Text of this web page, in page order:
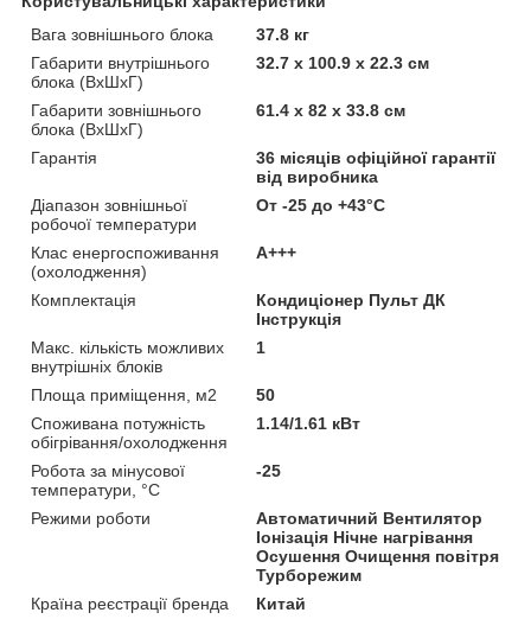
Вага зовнішнього блока
37.8 кг
Габарити внутрішнього
блока (ВхШхГ)
32.7 х 100.9 х 22.3 см
Габарити зовнішнього
блока (ВхШхГ)
61.4 х 82 х 33.8 см
Гарантія
36 місяців офіційної гарантії
від виробника
Діапазон зовнішньої
робочої температури
От -25 до +43°С
Клас енергоспоживання
(охолодження)
A+++
Комплектація
Кондиціонер Пульт ДК
Інструкція
Макс. кількість можливих
внутрішніх блоків
1
Площа приміщення, м2
50
Споживана потужність
обігрівання/охолодження
1.14/1.61 кВт
Робота за мінусової
температури, °C
-25
Режими роботи
Автоматичний Вентилятор
Іонізація Нічне нагрівання
Осушення Очищення повітря
Турборежим
Країна реєстрації бренда
Китай